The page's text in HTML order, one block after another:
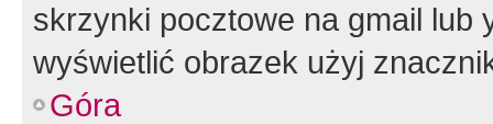
skrzynki pocztowe na gmail lub
wyświetlić obrazek użyj
Góra